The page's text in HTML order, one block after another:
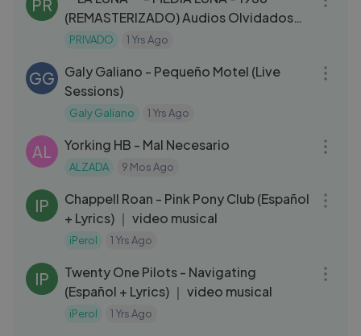
PR
(REMASTERIZADO) Audios Olvidados
de los 80s...
PRIVADO 1 Yrs Ago
GG
Galy Galiano - Pequeño Motel (Live
Sessions)
Galy Galiano 1 Yrs Ago
AL Yorking HB - Mal Necesario
ALZADA 9 Mos Ago
IP
Chappell Roan - Pink Pony Club (Español
+ Lyrics) ｜ video musical
iPerol 1 Yrs Ago
IP
Twenty One Pilots - Navigating
(Español + Lyrics) ｜ video musical
iPerol 1 Yrs Ago